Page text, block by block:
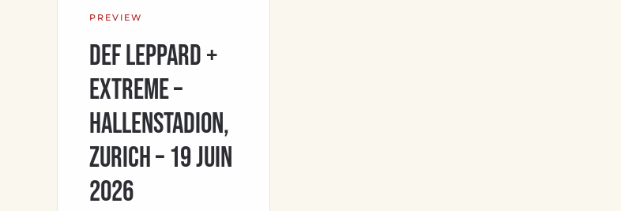
PREVIEW
Def Leppard +
Extreme –
Hallenstadion,
Zurich – 19 juin
2026